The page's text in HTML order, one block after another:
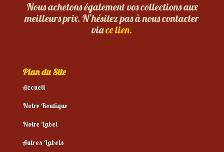
Nous achetons également vos collections aux
meilleurs prix. N’hésitez pas à nous contacter
viace lien.
Plan du Site
Accueil
Notre Boutique
Notre Label
Autres Labels